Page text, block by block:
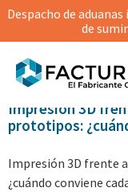
Despacho de aduanas
de
27.07.2026 Noticias
Impresión 3D
prototipos:
Impresión 3D frente
¿cuándo conviene